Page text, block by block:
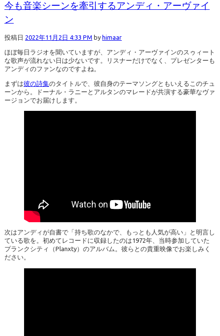
今も音楽シーンを牽引するアンディ・アーヴァイ
ン
投稿日 2022年11月2日 4:33 PM by himaar
ほぼ毎日ラジオを聞いていますが、アンディ・アーヴァインのスゥィート
な歌声が流れない日は少ないです。リスナーだけでなく、プレゼンターも
アンディのファンなのですよね。
まずは彼の詩集のタイトルで、彼自身のテーマソングともいえるこのチュ
ーンから。ドーナル・ラニーとアルタンのマレードが共演する豪華なヴァ
ージョンでお届けします。
次はアンディが自書で「持ち歌のなかで、もっとも人気が高い」と明言し
ている歌を。初めてレコードに収録したのは1972年、当時参加していた
プランクシティ（Planxty）のアルバム。彼らとの貴重映像でお楽しみく
ださい。